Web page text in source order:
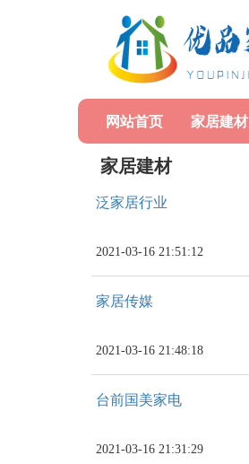
网站首页 家居建材
家居建材
泛家居行业
2021-03-16 21:51:12
家居传媒
2021-03-16 21:48:18
台前国美家电
2021-03-16 21:31:29